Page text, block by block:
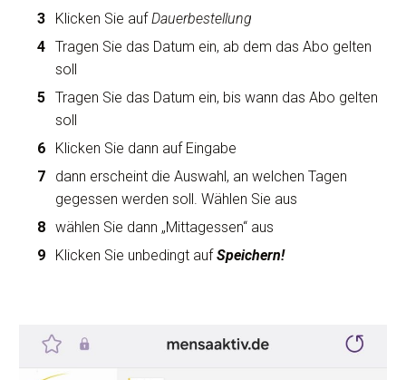
Klicken Sie aufDauerbestellung
Tragen Sie das Datum ein, ab dem das Abo gelten
soll
Tragen Sie das Datum ein, bis wann das Abo gelten
soll
Klicken Sie dann auf Eingabe
dann erscheint die Auswahl, an welchen Tagen
gegessen werden soll. Wählen Sie aus
wählen Sie dann „Mittagessen“ aus
Klicken Sie unbedingt aufSpeichern!